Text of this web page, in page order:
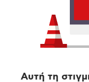
Αυτή τη